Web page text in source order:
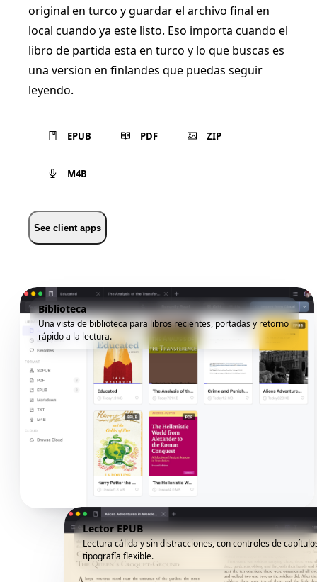
original en turco y guardar el archivo final en
local cuando ya este listo. Eso importa cuando el
libro de partida esta en turco y lo que buscas es
una version en finlandes que puedas seguir
leyendo.
EPUB PDF ZIP
M4B
See client apps
Biblioteca
Una vista de biblioteca para libros recientes, portadas y retorno
rápido a la lectura.
Lector EPUB
Lectura cálida y sin distracciones, con controles de
tipografía flexible.